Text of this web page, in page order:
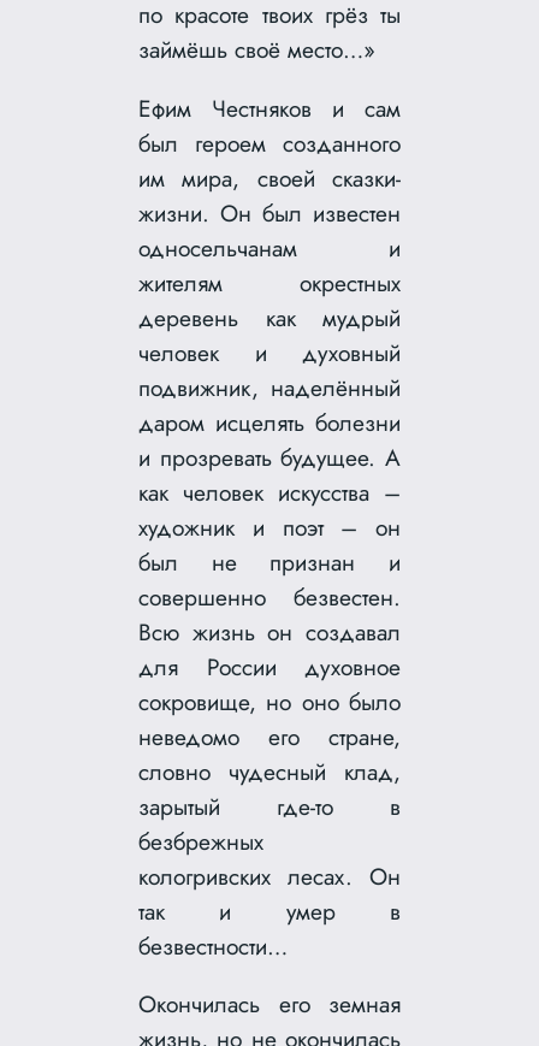
по красоте твоих грёз ты
займёшь своё место…»
Ефим Честняков и сам
был героем созданного
им мира, своей сказки-
жизни. Он был известен
односельчанам и
жителям окрестных
деревень как мудрый
человек и духовный
подвижник, наделённый
даром исцелять болезни
и прозревать будущее. А
как человек искусства –
художник и поэт – он
был не признан и
совершенно безвестен.
Всю жизнь он создавал
для России духовное
сокровище, но оно было
неведомо его стране,
словно чудесный клад,
зарытый где-то в
безбрежных
кологривских лесах. Он
так и умер в
безвестности…
Окончилась его земная
жизнь, но не окончилась